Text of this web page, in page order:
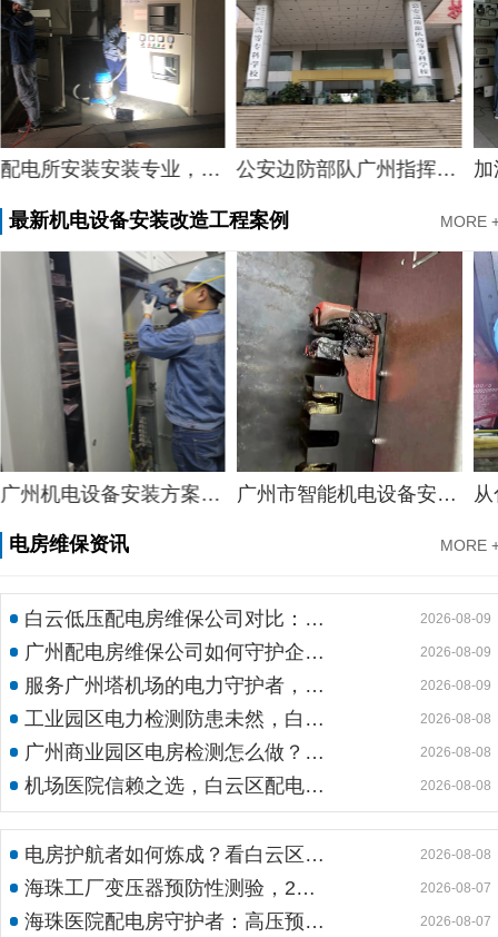
配电所安装安装专业，专业配电所配电箱维修中心物业配电所配电箱维修案例 公安边防部队广州指挥学校电房维保
最新机电设备安装改造工程案例 MORE
广州机电设备安装方案，标准空调机电设备安装服务设计方案分享 广州市智能机电设备安装，知名公路智能机电设备安装计划方案分享
电房维保资讯 MORE
白云低压配电房维保公司对比：定期维保与不维保，一年成本差距竟达数十万 2026-08-09
广州配电房维保公司如何守护企业用电安全？26年专业经验给您安心保障 2026-08-09
服务广州塔机场的电力守护者，工业商业园区信赖的大型配电房检修公司 2026-08-09
工业园区电力检测防患未然，白云机安预防性试验护航安全生产 2026-08-08
广州商业园区电房检测怎么做？预防性试验守护电力安全 2026-08-08
机场医院信赖之选，白云区配电室托管公司护航高频稳定用电 2026-08-08
电房护航者如何炼成？看白云区10kv配电房维保公司如何守护商业园区与地标脉搏 2026-08-08
海珠工厂变压器预防性测验，24小时生产不断电的守护神 2026-08-07
海珠医院配电房守护者：高压预防性试验如何规避呼吸机停摆风险 2026-08-07